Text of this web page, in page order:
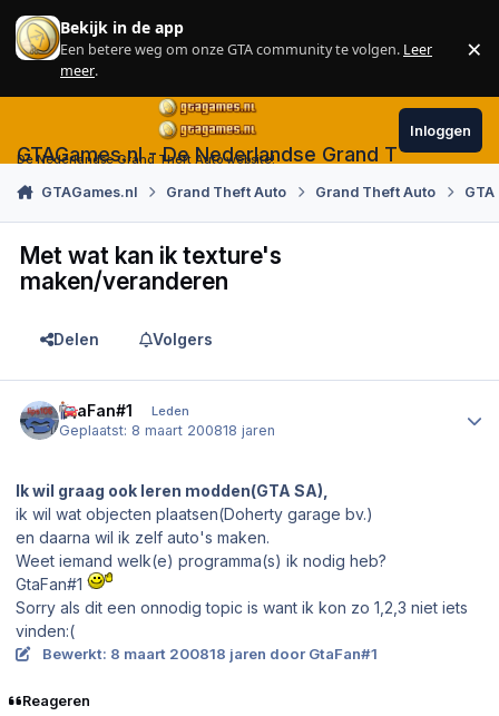
Skip to content
Bekijk in de app
Een betere weg om onze GTA community te volgen. Leer
meer.
×
GTAGames.nl - De Nederlandse Grand Theft Auto
De Nederlandse Grand Theft Auto website!
Inloggen
GTAGames.nl Grand Theft Auto Grand Theft Auto
Met wat kan ik texture's
maken/veranderen
Delen Volgers
GtaFan#1 Leden
Geplaatst: 8 maart 200818 jaren
Ik wil graag ook leren modden(GTA SA),
ik wil wat objecten plaatsen(Doherty garage bv.)
en daarna wil ik zelf auto's maken.
Weet iemand welk(e) programma(s) ik nodig heb?
GtaFan#1
Sorry als dit een onnodig topic is want ik kon zo 1,2,3 niet iets
vinden:(
Bewerkt: 8 maart 200818 jaren door GtaFan#1
Reageren